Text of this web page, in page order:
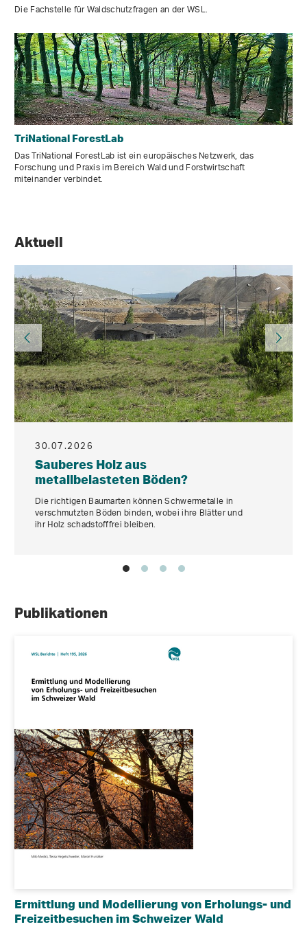
Die Fachstelle für Waldschutzfragen an der WSL.
TriNational ForestLab
Das TriNational ForestLab ist ein europäisches Netzwerk, das
Forschung und Praxis im Bereich Wald und Forstwirtschaft
miteinander verbindet.
Aktuell
30.07.2026
Sauberes Holz aus
metallbelasteten Böden?
Die richtigen Baumarten können Schwermetalle in
verschmutzten Böden binden, wobei ihre Blätter und
ihr Holz schadstofffrei bleiben.
Publikationen
Ermittlung und Modellierung von Erholungs- und
Freizeitbesuchen im Schweizer Wald